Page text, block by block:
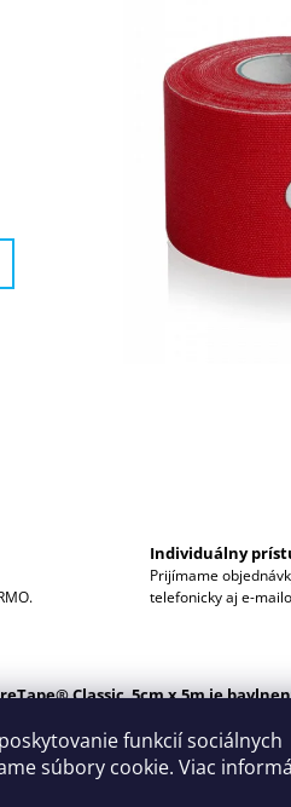
funkcií sociálnych
súbory cookie. Viac
Individuálny
Prijímame
telefonicky aj e-
Classic 5cm x 5m je
Classic je zdravotnícky
ostatné produkty CureTape, ktorý je
úradoch EÚ, TGA (Austrália),